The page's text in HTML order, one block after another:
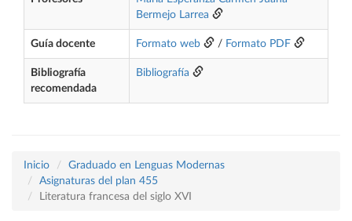
Bermejo Larrea
Guía docente Formato web / Formato PDF
Bibliografía
recomendada
Bibliografía
Inicio
Graduado en Lenguas Modernas
Asignaturas del plan 455
Literatura francesa del siglo XVI